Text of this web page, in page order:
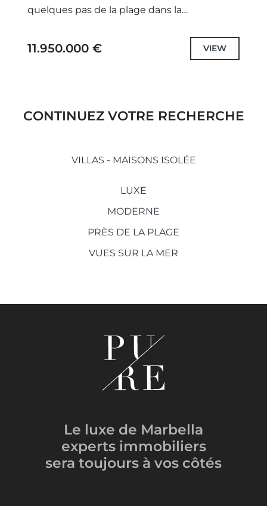
quelques pas de la plage dans la
Monteros Playa, à l’est de Marbella....
11.950.000 € VIEW
CONTINUEZ VOTRE RECHERCHE
VILLAS - MAISONS ISOLÉE
LUXE
MODERNE
PRÈS DE LA PLAGE
VUES SUR LA MER
Le luxe de Marbella
experts immobiliers
sera toujours à vos côtés